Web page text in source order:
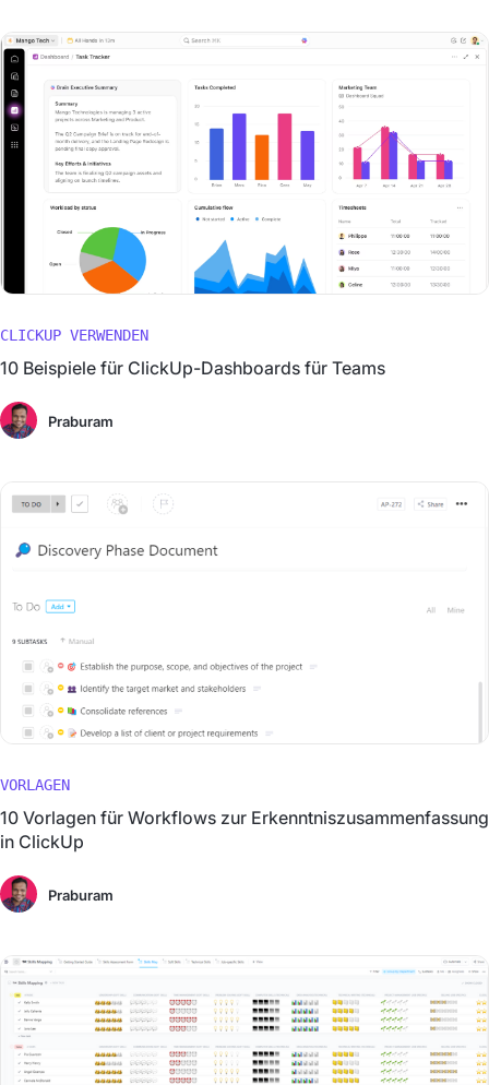
CLICKUP VERWENDEN
10 Beispiele für ClickUp-Dashboards für Teams
Praburam
VORLAGEN
10 Vorlagen für Workflows zur Erkenntniszusammenfassung
in ClickUp
Praburam